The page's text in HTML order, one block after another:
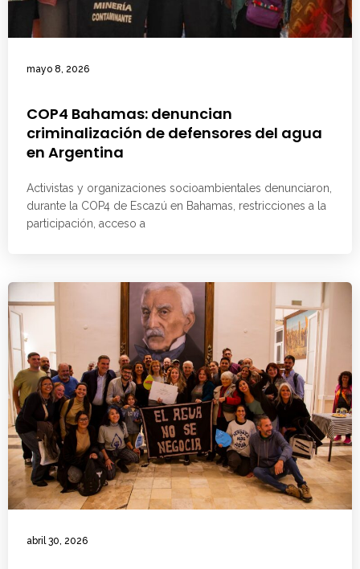
mayo 8, 2026
COP4 Bahamas: denuncian
criminalización de defensores del agua
en Argentina
Activistas y organizaciones socioambientales denunciaron,
durante la COP4 de Escazú en Bahamas, restricciones a la
participación, acceso a
abril 30, 2026